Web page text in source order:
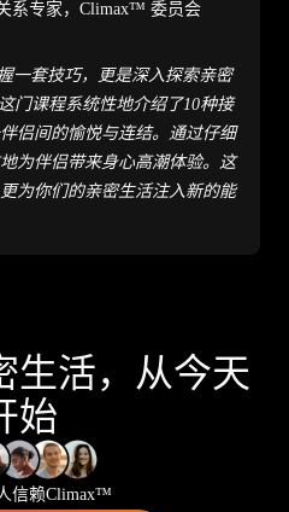
系专家，Climax™ 委员会
一套技巧，更是深入探索亲密
门课程系统性地介绍了10种接
侣间的愉悦与连结。通过仔细
为伴侣带来身心高潮体验。这
为你们的亲密生活注入新的能
生活，从今天
始
信赖Climax™